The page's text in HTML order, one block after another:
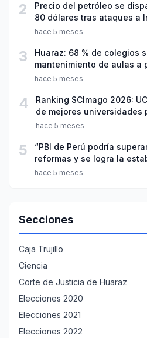
2
Precio del petróleo se
80 dólares tras ataques a
hace 5 meses
3
Huaraz: 68 % de colegios
mantenimiento de aulas a
año escolar 2026
hace 5 meses
4
Ranking SCImago 2026:
de mejores universidades
hace 5 meses
5
“PBI de Perú podría
reformas y se logra la
hace 5 meses
Secciones
Caja Trujillo
Ciencia
Corte de Justicia de Huaraz
Elecciones 2020
Elecciones 2021
Elecciones 2022